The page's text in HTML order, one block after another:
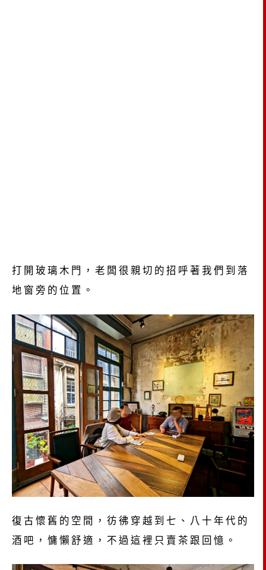
打開玻璃木門，老闆很親切的招呼著我們到落
地窗旁的位置。
復古懷舊的空間，彷彿穿越到七、八十年代的
酒吧，慵懶舒適，不過這裡只賣茶跟回憶。